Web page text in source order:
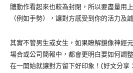
體動作看起來也較為封閉，所以要盡量用
（例如手勢），讓對方感受到你的活力及誠
其實不管男生或女生，如果瞭解鏡像神經
場合或公司簡報中，都會更明白要如何調
在一開始就讓對方留下好印象！(好文分享：